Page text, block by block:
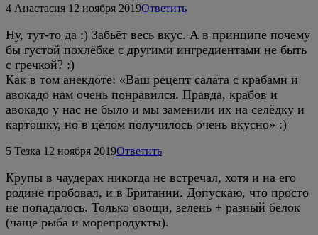
4 Анастасия 12 ноября 2019Ответить
Ну, тут-то да :) Забьёт весь вкус. А в принципе почему
бы густой похлёбке с другими ингредиентами не быть
с гречкой? :)
Как в том анекдоте: «Ваш рецепт салата с крабами и
авокадо нам очень понравился. Правда, крабов и
авокадо у нас не было и мы заменили их на селёдку и
картошку, но в целом получилось очень вкусно» :)
5 Тезка 12 ноября 2019Ответить
Крупы в чаудерах никогда не встречал, хотя и на его
родине пробовал, и в Британии. Допускаю, что просто
не попадалось. Только овощи, зелень + разный белок
(чаще рыба и морепродукты).